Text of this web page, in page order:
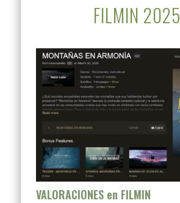
FILMIN 2025
VALORACIONES en FILMIN